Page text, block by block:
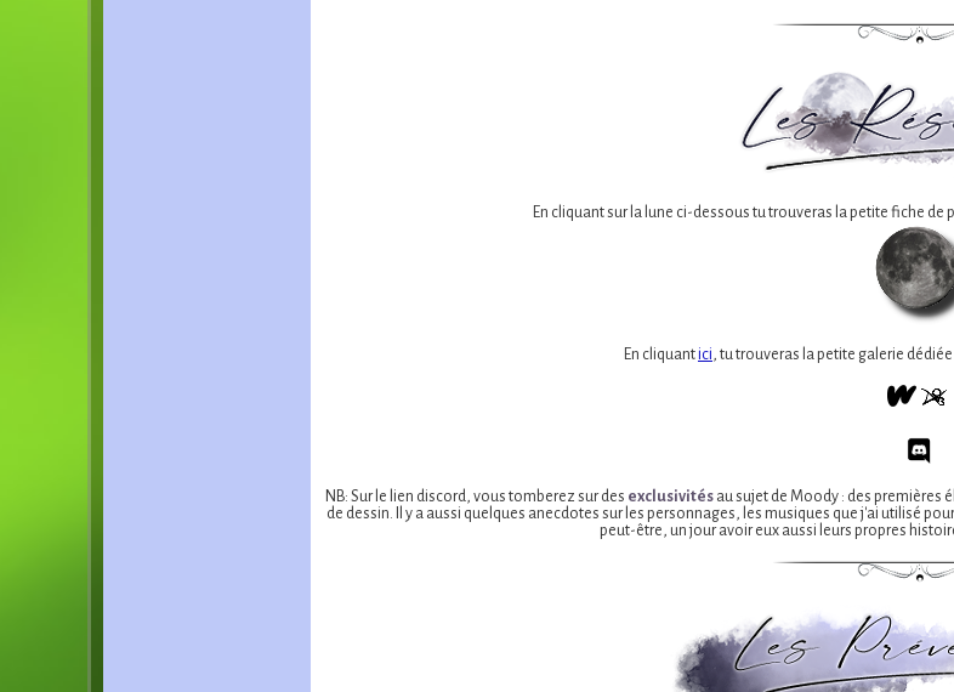
En cliquant sur la lune ci-dessous tu trouveras la petite fiche
En cliquantici, tu trouveras la petite galerie
NB: Sur le lien discord, vous tomberez sur des exclusivitésau sujet de Moody : des premières
de dessin. Il y a aussi quelques anecdotes sur les personnages, les musiques que j'ai utilisé
peut-être, un jour avoir eux aussi leurs propres